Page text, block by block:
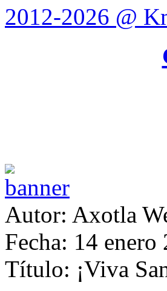
2012-2026 @
Autor: Axotla
Fecha: 14 enero
Título: ¡Viva